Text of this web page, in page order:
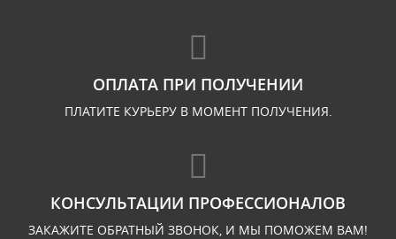
ОПЛАТА ПРИ ПОЛУЧЕНИИ
ПЛАТИТЕ КУРЬЕРУ В МОМЕНТ ПОЛУЧЕНИЯ.
КОНСУЛЬТАЦИИ ПРОФЕССИОНАЛОВ
ЗАКАЖИТЕ ОБРАТНЫЙ ЗВОНОК, И МЫ ПОМОЖЕМ ВАМ!